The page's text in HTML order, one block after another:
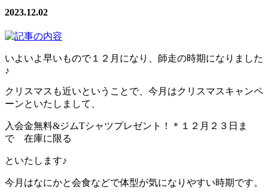
2023.12.02
いよいよ早いもので１２月になり、師走の時期になりました
♪
クリスマスも近いということで、今月はクリスマスキャンペ
ーンといたしまして、
入会金無料&ジムTシャツプレゼント！＊１２月２３日ま
で 在庫に限る
といたします♪
今月はなにかと会食などで体型が気になりやすい時期です。